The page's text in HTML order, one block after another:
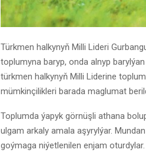
Türkmen halkynyň Milli Lideri
toplumyna baryp, onda alnyp
türkmen halkynyň Milli Liderine
mümkinçilikleri barada maglumat
Toplumda ýapyk görnüşli athana
ulgam arkaly amala aşyrylýar.
goýmaga niýetlenilen enjam oturdylar.